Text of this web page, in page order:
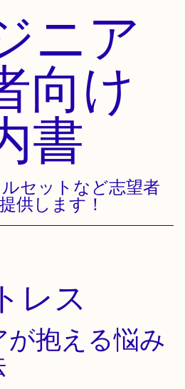
ニア
向け
書
セットなど志望者
供します！
レス
抱える悩み